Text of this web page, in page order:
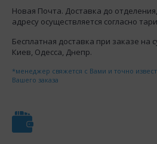
Новая Почта. Доставка до
адресу осуществляется согласно
Бесплатная доставка при заказе на
Киев, Одесса, Днепр.
*менеджер свяжется с Вами и точно
Вашего заказа